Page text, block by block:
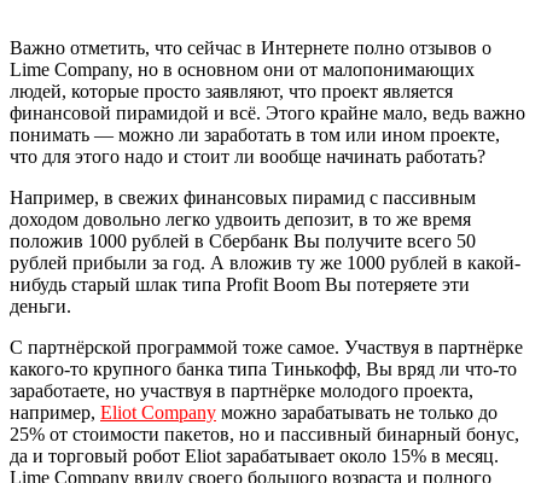
Важно отметить, что сейчас в Интернете полно отзывов о
Lime Company, но в основном они от малопонимающих
людей, которые просто заявляют, что проект является
финансовой пирамидой и всё. Этого крайне мало, ведь важно
понимать — можно ли заработать в том или ином проекте,
что для этого надо и стоит ли вообще начинать работать?
Например, в свежих финансовых пирамид с пассивным
доходом довольно легко удвоить депозит, в то же время
положив 1000 рублей в Сбербанк Вы получите всего 50
рублей прибыли за год. А вложив ту же 1000 рублей в какой-
нибудь старый шлак типа Profit Boom Вы потеряете эти
деньги.
С партнёрской программой тоже самое. Участвуя в партнёрке
какого-то крупного банка типа Тинькофф, Вы вряд ли что-то
заработаете, но участвуя в партнёрке молодого проекта,
например, Eliot Company можно зарабатывать не только до
25% от стоимости пакетов, но и пассивный бинарный бонус,
да и торговый робот Eliot зарабатывает около 15% в месяц.
Lime Company ввиду своего большого возраста и полного